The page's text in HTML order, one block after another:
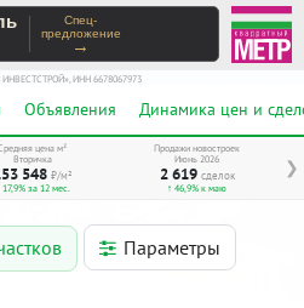
Спец-
предложение
→
ИНН 6678067973
Объявления Динамика цен и
❯
цена м²
Вторичка
548 ₽/м²
17,9% за 12 мес.
Продажи новостроек
Июнь 2026
2 619 сделок
↑ 46,9% к маю
Параметры